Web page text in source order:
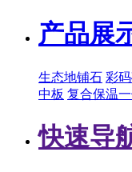
产品展
生态地铺石 彩
中板 复合保温
快速导